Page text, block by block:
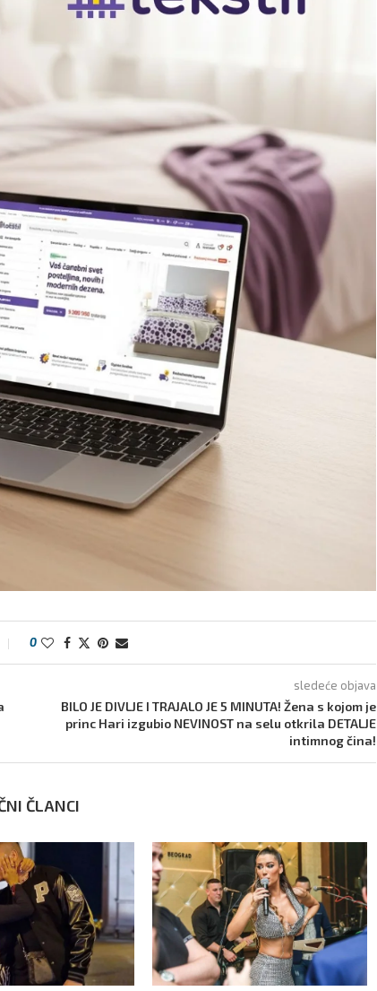
0
sledeće objava
BILO JE DIVLJE I TRAJALO JE 5 MINUTA! Žena s kojom je
princ Hari izgubio NEVINOST na selu otkrila DETALJE
intimnog čina!
ČLANCI